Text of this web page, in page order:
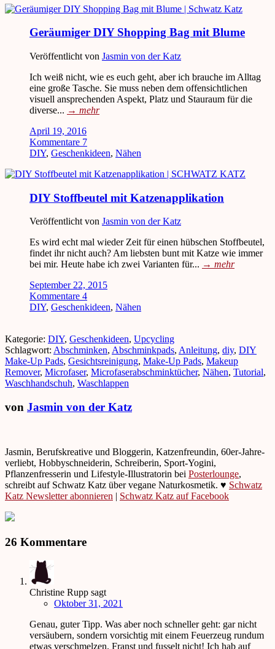
Geräumiger DIY Shopping Bag mit Blume
Veröffentlicht von Jasmin von der Katz
Ich weiß nicht, wie es euch geht, aber ich brauche im Alltag
eine große Tasche. Sie muss neben dem offensichtlichen
visuell ansprechenden Aspekt, Platz und Stauraum für die
diverse... → mehr
April 19, 2016
Kommentare 7
DIY, Geschenkideen, Nähen
DIY Stoffbeutel mit Katzenapplikation
Veröffentlicht von Jasmin von der Katz
Es wird echt mal wieder Zeit für einen hübschen Stoffbeutel,
findet ihr nicht auch? Am liebsten bunt mit Katze wie immer
bei mir. Heute habe ich zwei Varianten für... → mehr
September 22, 2015
Kommentare 4
DIY, Geschenkideen, Nähen
Kategorie: DIY, Geschenkideen, Upcycling
Schlagwort: Abschminken, Abschminkpads, Anleitung, diy, DIY
Make-Up Pads, Gesichtsreinigung, Make-Up Pads, Makeup
Remover, Microfaser, Microfaserabschminktücher, Nähen, Tutorial,
Waschhandschuh, Waschlappen
von Jasmin von der Katz
Jasmin, Berufskreative und Bloggerin, Katzenfreundin, 60er-Jahre-
verliebt, Hobbyschneiderin, Schreiberin, Sport-Yogini,
Pflanzenfresserin und Lifestyle-Illustratorin bei Posterlounge,
schreibt auf Schwatz Katz über vegane Naturkosmetik. ♥ Schwatz
Katz Newsletter abonnieren | Schwatz Katz auf Facebook
26 Kommentare
Christine Rupp sagt
Oktober 31, 2021
Genau, guter Tipp. Was aber noch schneller geht: gar nicht
versäubern, sondern vorsichtig mit einem Feuerzeug rundum
etwas verschmelzen. Franst und fusselt nicht! Ich hab auf